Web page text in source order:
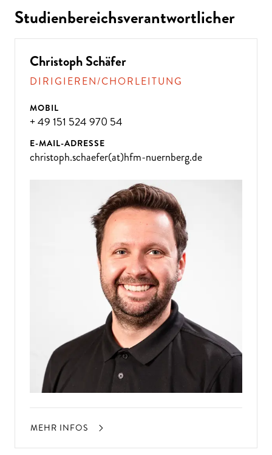
Studienbereichsverantwortlicher
Christoph Schäfer
DIRIGIEREN/CHORLEITUNG
MOBIL
+ 49 151 524 970 54
E-MAIL-ADRESSE
christoph.schaefer(at)hfm-nuernberg.de
MEHR INFOS